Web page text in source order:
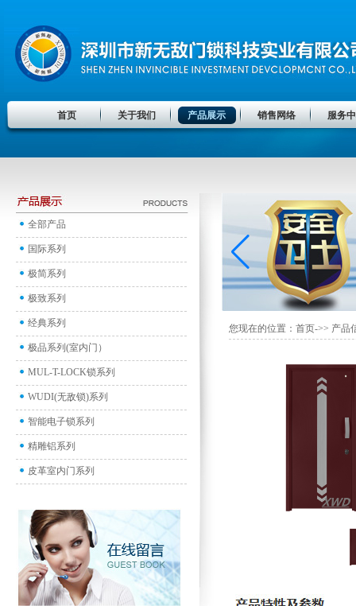
首页 关于我们 产品展示 销售网络 服务
全部产品
国际系列
极简系列
极致系列
经典系列
极品系列(室内门）
MUL-T-LOCK锁系列
WUDI(无敌锁)系列
智能电子锁系列
精雕铝系列
皮革室内门系列
您现在的位置：首页->> 产品